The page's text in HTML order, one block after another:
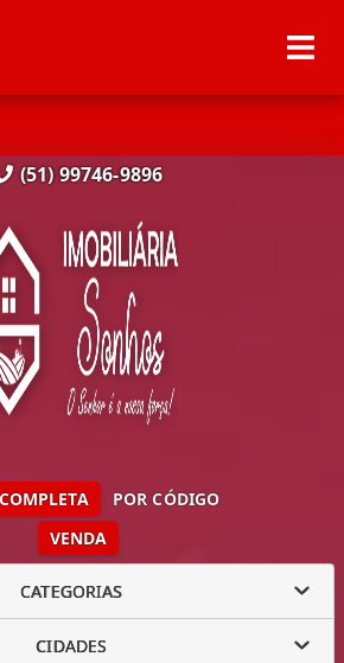
(51) 99746-9896
VENDA
POR CÓDIGO
CATEGORIAS
CIDADES